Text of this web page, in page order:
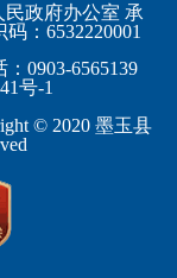
江苏省
浙江省
安徽省
福建省
策勒县
民丰县
和田市
政府办公室 承
：6532220001
0903-6565139
号-1
© 2020 墨玉县